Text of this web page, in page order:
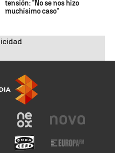
tensión: "No se nos hizo
muchísimo caso"